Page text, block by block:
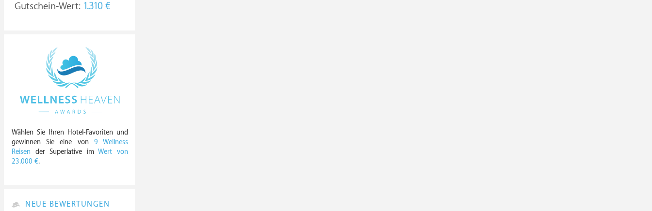
Gutschein-Wert: 1.310 €
Wählen Sie Ihren Hotel-Favoriten und
gewinnen Sie eine von 9 Wellness
Reisen der Superlative imWert von
23.000 €.
NEUE BEWERTUNGEN